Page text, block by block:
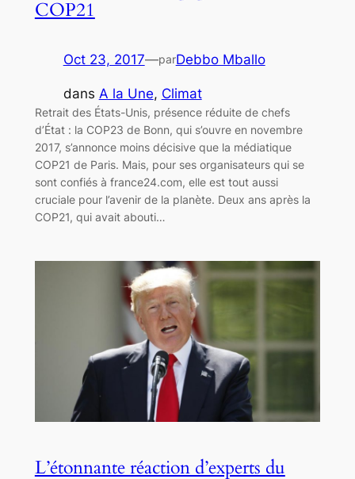
COP21
Oct 23, 2017—parDebbo Mballo
dans A la Une, Climat
Retrait des États-Unis, présence réduite de chefs
d’État : la COP23 de Bonn, qui s’ouvre en novembre
2017, s’annonce moins décisive que la médiatique
COP21 de Paris. Mais, pour ses organisateurs qui se
sont confiés à france24.com, elle est tout aussi
cruciale pour l’avenir de la planète. Deux ans après la
COP21, qui avait abouti…
L’étonnante réaction d’experts du